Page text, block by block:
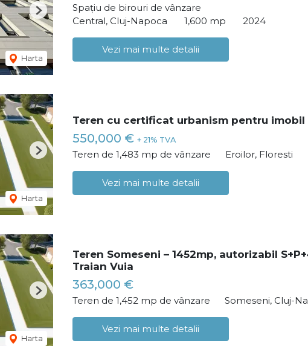
Harta
Next
Spațiu de birouri de vânzare
Central, Cluj-Napoca
1,600 mp 2024
Vezi mai multe detalii
Harta
Next
Teren cu certificat urbanism pentru imobil
550,000 € + 21% TVA
Teren de 1,483 mp de vânzare Eroilor, Floresti
Vezi mai multe detalii
Harta
Next
Teren Someseni – 1452mp, autorizabil
Traian Vuia
363,000 €
Teren de 1,452 mp de vânzare Someseni, Cluj-
Vezi mai multe detalii